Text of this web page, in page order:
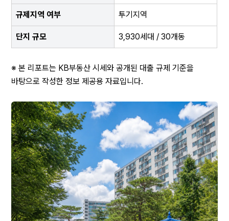
규제지역 여부 투기지역
단지 규모 3,930세대 / 30개동
※ 본 리포트는 KB부동산 시세와 공개된 대출 규제 기준을
바탕으로 작성한 정보 제공용 자료입니다.